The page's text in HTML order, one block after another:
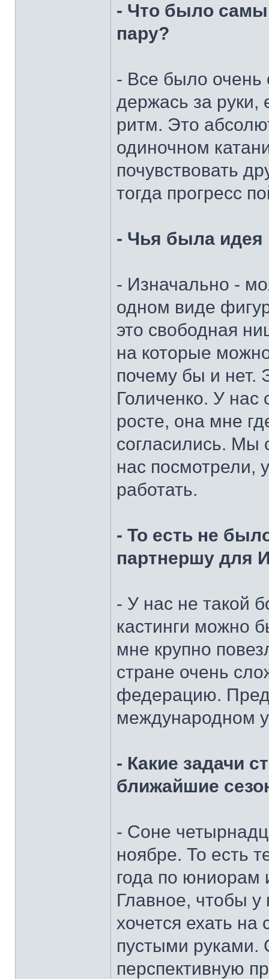
- Что было
пару?
- Все было очень
держась за руки,
ритм. Это
одиночном
почувствовать
тогда прогресс
- Чья была идея
- Изначально -
одном виде
это свободная
на которые
почему бы и нет.
Голиченко. У
росте, она мне
согласились. Мы
нас посмотрели,
работать.
- То есть не
партнершу для
- У нас не такой
кастинги можно
мне крупно
стране очень
федерацию.
международном
- Какие задачи
ближайшие
- Соне
ноябре. То есть
года по юниорам
Главное, чтобы
хочется ехать на
пустыми руками.
перспективную